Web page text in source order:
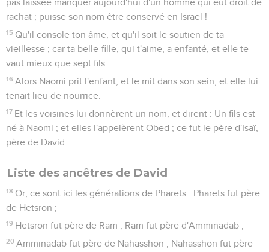
pas laissée manquer aujourd'hui d'un homme qui eût droit de
rachat ; puisse son nom être conservé en Israël !
15 Qu'il console ton âme, et qu'il soit le soutien de ta
vieillesse ; car ta belle-fille, qui t'aime, a enfanté, et elle te
vaut mieux que sept fils.
16 Alors Naomi prit l'enfant, et le mit dans son sein, et elle lui
tenait lieu de nourrice.
17 Et les voisines lui donnèrent un nom, et dirent : Un fils est
né à Naomi ; et elles l'appelèrent Obed ; ce fut le père d'Isaï,
père de David.
Liste des ancêtres de David
18 Or, ce sont ici les générations de Pharets : Pharets fut père
de Hetsron ;
19 Hetsron fut père de Ram ; Ram fut père d'Amminadab ;
20 Amminadab fut père de Nahasshon ; Nahasshon fut père